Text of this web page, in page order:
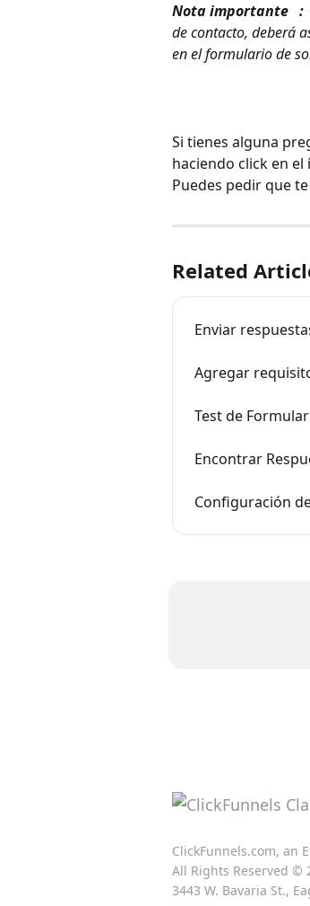
Nota importante :
de contacto, deberá
en el formulario de
Si tienes alguna
haciendo click en
Puedes pedir que
Related
Enviar
Agregar
Test de
Encontrar
Configuración
ClickFunnels.com, an
All Rights Reserved ©
3443 W. Bavaria St.,